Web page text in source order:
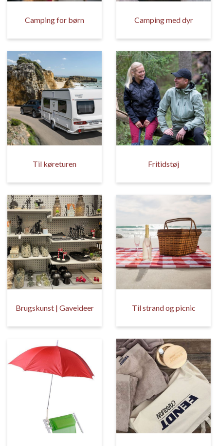
Camping for børn Camping med dyr
Til køreturen Fritidstøj
Brugskunst | Gaveideer Til strand og picnic